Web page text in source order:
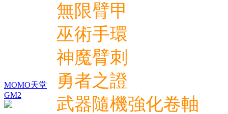
MOMO天堂
GM2
無限臂甲
巫術手環
神魔臂刺
勇者之證
武器隨機強化卷軸